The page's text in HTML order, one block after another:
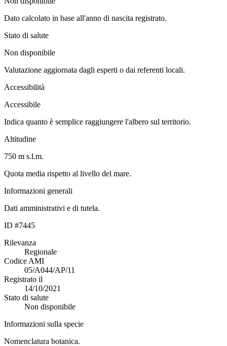
Dato calcolato in base all'anno di nascita registrato.
Stato di salute
Non disponibile
Valutazione aggiornata dagli esperti o dai referenti locali.
Accessibilità
Accessibile
Indica quanto è semplice raggiungere l'albero sul territorio.
Altitudine
750 m s.l.m.
Quota media rispetto al livello del mare.
Informazioni generali
Dati amministrativi e di tutela.
ID #7445
Rilevanza
Regionale
Codice AMI
05/A044/AP/11
Registrato il
14/10/2021
Stato di salute
Non disponibile
Informazioni sulla specie
Nomenclatura botanica.